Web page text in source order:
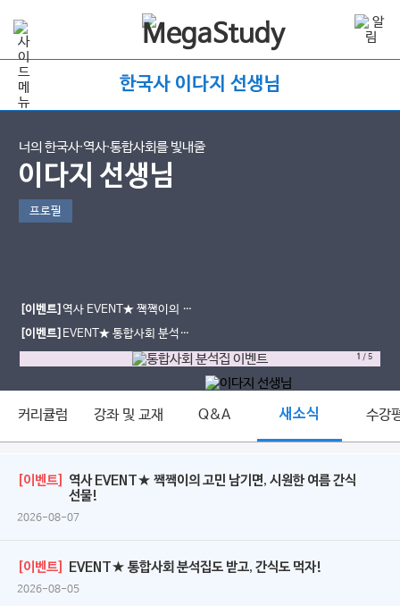
한국사 이다지 선생님
너의 한국사∙역사∙통합사회를 빛내줄
이다지 선생님
프로필
[이벤트]역사 EVENT★ 짹짹이의 고
민 남기면, 시원한 여름 간식 선물!
[이벤트] EVENT★ 통합사회 분석집
도 받고, 간식도 먹자!
1 /5
커리큘럼 강좌 및 교재 Q&A 새소식 수강
[이벤트]
역사 EVENT★ 짹짹이의 고민 남기면, 시원한 여름 간식
선물!
2026-08-07
[이벤트] EVENT★ 통합사회 분석집도 받고, 간식도 먹자!
2026-08-05